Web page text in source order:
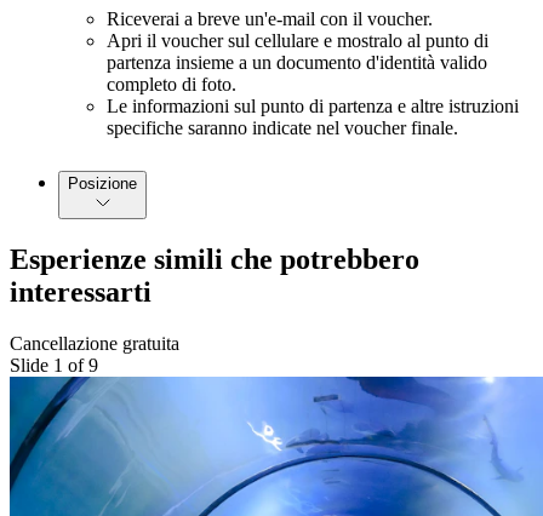
Riceverai a breve un'e-mail con il voucher.
Apri il voucher sul cellulare e mostralo al punto di
partenza insieme a un documento d'identità valido
completo di foto.
Le informazioni sul punto di partenza e altre istruzioni
specifiche saranno indicate nel voucher finale.
Posizione
Esperienze simili che potrebbero
interessarti
Cancellazione gratuita
Slide 1 of 9